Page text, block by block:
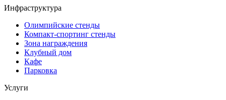
Инфраструктура
Олимпийские стенды
Компакт-спортинг стенды
Зона награждения
Клубный дом
Кафе
Парковка
Услуги